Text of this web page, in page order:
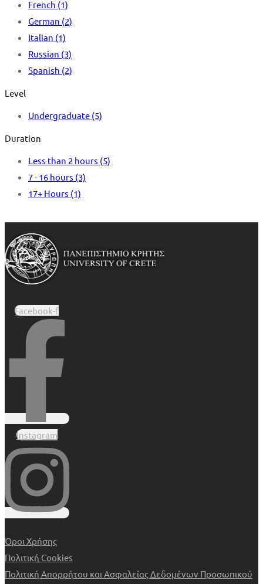
French (1)
German (2)
Italian (1)
Russian (3)
Spanish (2)
Level
Undergraduate (5)
Duration
Less than 2 hours (5)
7 - 16 hours (3)
17+ Hours (1)
Facebook-f
Instagram
Όροι Χρήσης
Πολιτική Cookies
Πολιτική Απορρήτου και Ασφαλείας Δεδομένων Προσωπικού